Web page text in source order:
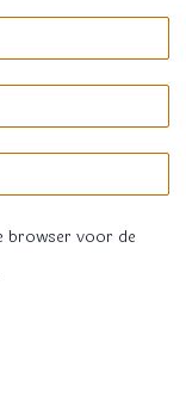
browser voor de